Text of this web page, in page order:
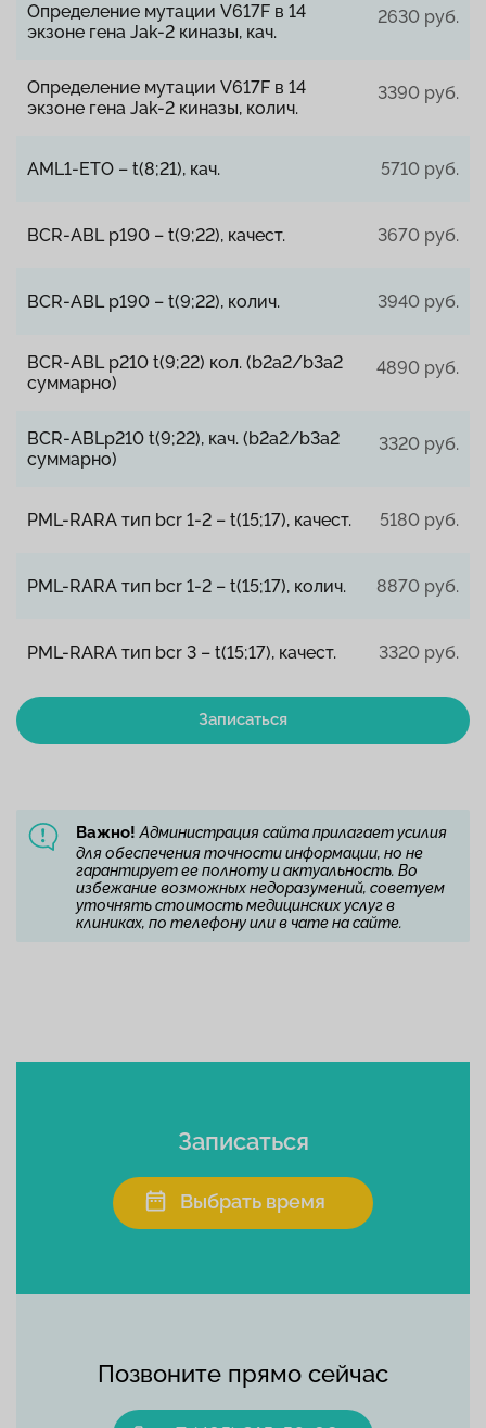
Определение мутации V617F в 14
экзоне гена Jak-2 киназы, кач.
2630 руб.
Определение мутации V617F в 14
экзоне гена Jak-2 киназы, колич.
3390 руб.
AML1-ETO – t(8;21), кач. 5710 руб.
BCR-ABL p190 – t(9;22), качест. 3670 руб.
BCR-ABL p190 – t(9;22), колич. 3940 руб.
BCR-ABL p210 t(9;22) кол. (b2a2/b3a2
суммарно)
4890 руб.
BCR-ABLp210 t(9;22), кач. (b2a2/b3a2
суммарно)
3320 руб.
PML-RARA тип bcr 1-2 – t(15;17), качест. 5180 руб.
PML-RARA тип bcr 1-2 – t(15;17), колич. 8870 руб.
PML-RARA тип bcr 3 – t(15;17), качест. 3320 руб.
Записаться
Важно! Администрация сайта прилагает усилия
для обеспечения точности информации, но не
гарантирует ее полноту и актуальность. Во
избежание возможных недоразумений, советуем
уточнять стоимость медицинских услуг в
клиниках, по телефону или в чате на сайте.
Позвоните прямо сейчас
Записаться
Выбрать время